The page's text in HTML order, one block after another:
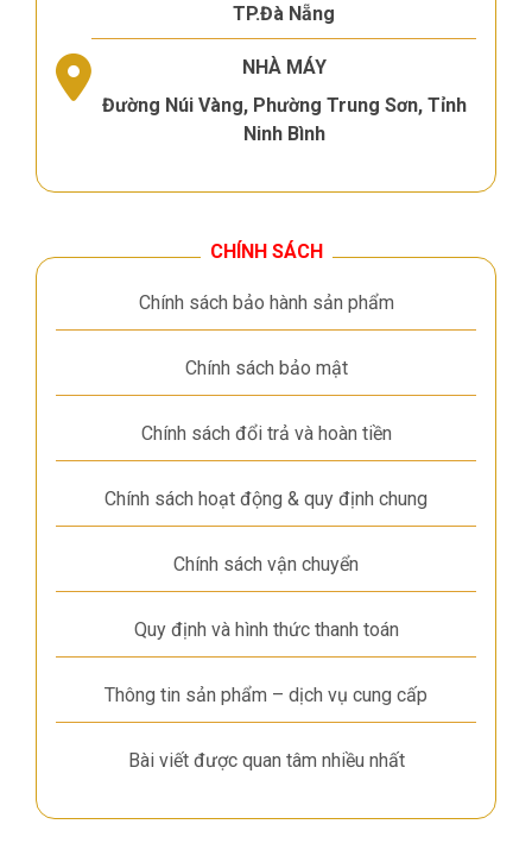
TP.Đà Nẵng
NHÀ MÁY
Đường Núi Vàng, Phường Trung Sơn, Tỉnh
Ninh Bình
CHÍNH SÁCH
Chính sách bảo hành sản phẩm
Chính sách bảo mật
Chính sách đổi trả và hoàn tiền
Chính sách hoạt động & quy định chung
Chính sách vận chuyển
Quy định và hình thức thanh toán
Thông tin sản phẩm – dịch vụ cung cấp
Bài viết được quan tâm nhiều nhất